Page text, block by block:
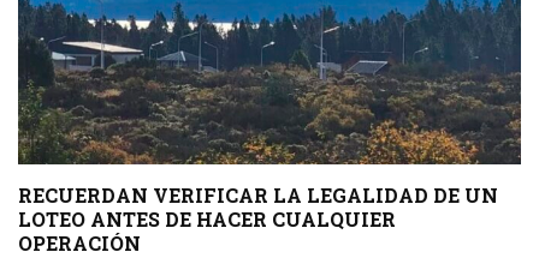
RECUERDAN VERIFICAR LA LEGALIDAD DE UN
LOTEO ANTES DE HACER CUALQUIER
OPERACIÓN